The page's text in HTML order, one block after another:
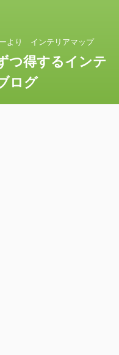
より インテリアマップ
つ得するインテ
ログ